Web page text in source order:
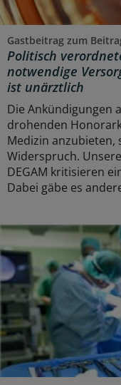
Gastbeitrag zum
Politisch
notwendige
ist unärztlich
Die Ankündigungen
drohenden
Medizin
Widerspruch.
DEGAM kritisieren
Dabei gäbe es